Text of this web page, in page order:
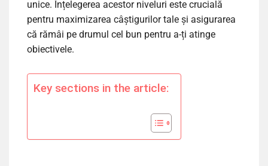
unice. Înțelegerea acestor niveluri este crucială
pentru maximizarea câștigurilor tale și asigurarea
că rămâi pe drumul cel bun pentru a-ți atinge
obiectivele.
Key sections in the article: